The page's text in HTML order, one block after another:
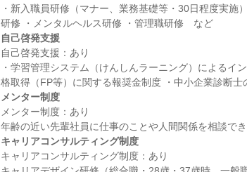
・新入職員研修（マナー、業務基礎等・30日程度実
自己啓発支援
自己啓発支援：あり
・学習管理システム（けんしんラーニング）によるイ
メンター制度
メンター制度：あり
キャリアコンサルティング制度
キャリアコンサルティング制度：あり